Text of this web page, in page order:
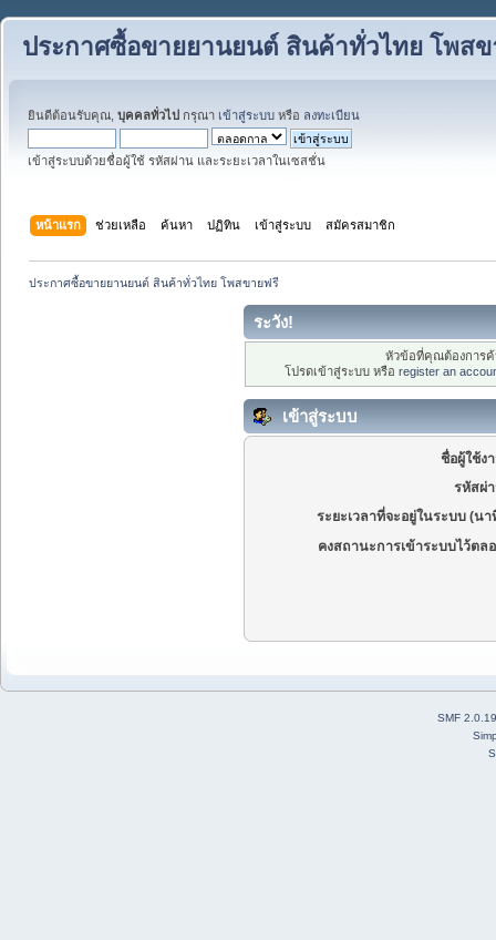
ประกาศซื้อขายยานยนต์ สินค้าทั่วไทย โพส
ยินดีต้อนรับคุณ, บุคคลทั่วไป กรุณา เข้าสู่ระบบ หรือ ลงทะเบียน
เข้าสู่ระบบด้วยชื่อผู้ใช้ รหัสผ่าน และระยะเวลาในเซสชั่น
หน้าแรก ช่วยเหลือ ค้นหา ปฏิทิน เข้าสู่ระบบ สมัครสมาชิก
ประกาศซื้อขายยานยนต์ สินค้าทั่วไทย โพสขายฟรี
ระวัง!
หัวข้อที่คุณต้องการ
โปรดเข้าสู่ระบบ หรือ register an
เข้าสู่ระบบ
ชื่อผู้ใช้ง
รหัสผ่
ระยะเวลาที่จะอยู่ในระบบ (นา
คงสถานะการเข้าระบบไว้ตล
SMF 2.0.19